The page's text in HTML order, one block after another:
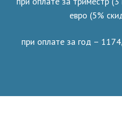
евро (5%
при оплате за год –